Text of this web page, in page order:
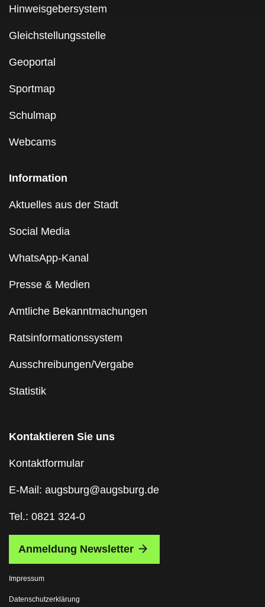
Hinweisgebersystem
Gleichstellungsstelle
Geoportal
Sportmap
Schulmap
Webcams
Information
Aktuelles aus der Stadt
Social Media
WhatsApp-Kanal
Presse & Medien
Amtliche Bekanntmachungen
Ratsinformationssystem
Ausschreibungen/Vergabe
Statistik
Kontaktieren Sie uns
Kontaktformular
E-Mail: augsburg@augsburg.de
Tel.: 0821 324-0
Anmeldung Newsletter
Impressum
Datenschutzerklärung